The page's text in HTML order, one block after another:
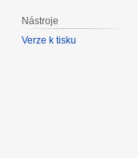
Nástroje
Verze k tisku